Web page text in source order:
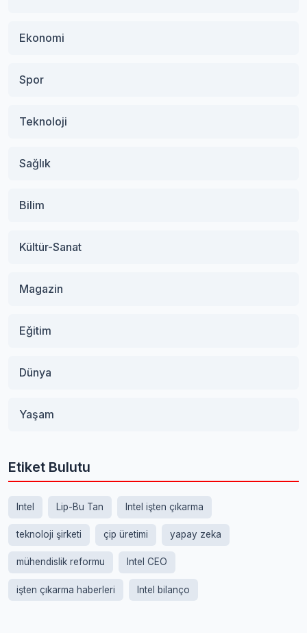
Ekonomi
Spor
Teknoloji
Sağlık
Bilim
Kültür-Sanat
Magazin
Eğitim
Dünya
Yaşam
Etiket Bulutu
Intel Lip-Bu Tan Intel işten çıkarma
teknoloji şirketi çip üretimi yapay zeka
mühendislik reformu Intel CEO
işten çıkarma haberleri Intel bilanço